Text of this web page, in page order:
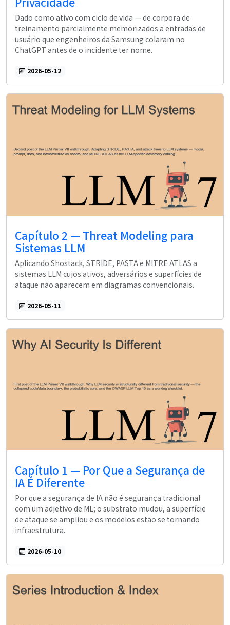
Dado como ativo com ciclo de vida — de corpora de
treinamento parcialmente memorizados a entradas de
usuário que engenheiros da Samsung colaram no
ChatGPT antes de o incidente ter nome.
2026-05-12
Capítulo 2 — Threat Modeling para
Sistemas LLM
Aplicando Shostack, STRIDE, PASTA e MITRE ATLAS a
sistemas LLM cujos ativos, adversários e superfícies de
ataque não aparecem em diagramas convencionais.
2026-05-11
Capítulo 1 — Por Que a Segurança de
IA É Diferente
Por que a segurança de IA não é segurança tradicional
com um adjetivo de ML; o substrato mudou, a superfície
de ataque se ampliou e os modelos estão se tornando
infraestrutura.
2026-05-10